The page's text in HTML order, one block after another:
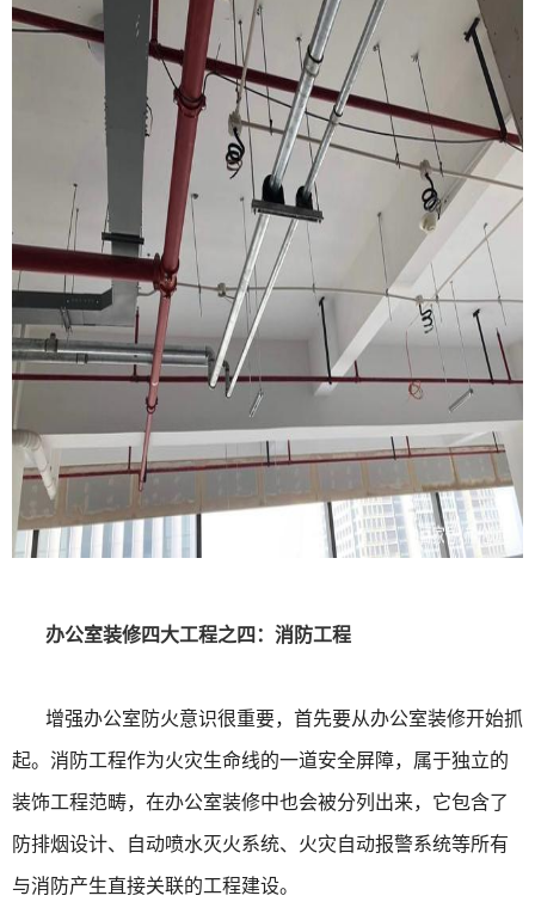
办公室装修四大工程之四：消防工程
增强办公室防火意识很重要，首先要从办公室装修开始抓
起。消防工程作为火灾生命线的一道安全屏障，属于独立的
装饰工程范畴，在办公室装修中也会被分列出来，它包含了
防排烟设计、自动喷水灭火系统、火灾自动报警系统等所有
与消防产生直接关联的工程建设。